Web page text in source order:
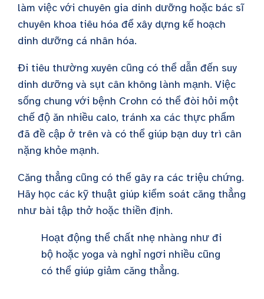
làm việc với chuyên gia dinh dưỡng hoặc bác sĩ
chuyên khoa tiêu hóa để xây dựng kế hoạch
dinh dưỡng cá nhân hóa.
Đi tiêu thường xuyên cũng có thể dẫn đến suy
dinh dưỡng và sụt cân không lành mạnh. Việc
sống chung với bệnh Crohn có thể đòi hỏi một
chế độ ăn nhiều calo, tránh xa các thực phẩm
đã đề cập ở trên và có thể giúp bạn duy trì cân
nặng khỏe mạnh.
Căng thẳng cũng có thể gây ra các triệu chứng.
Hãy học các kỹ thuật giúp kiểm soát căng thẳng
như bài tập thở hoặc thiền định.
Hoạt động thể chất nhẹ nhàng như đi
bộ hoặc yoga và nghỉ ngơi nhiều cũng
có thể giúp giảm căng thẳng.